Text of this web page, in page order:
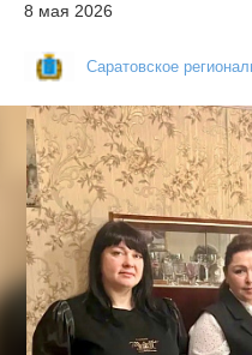
8 мая 2026
Саратовское